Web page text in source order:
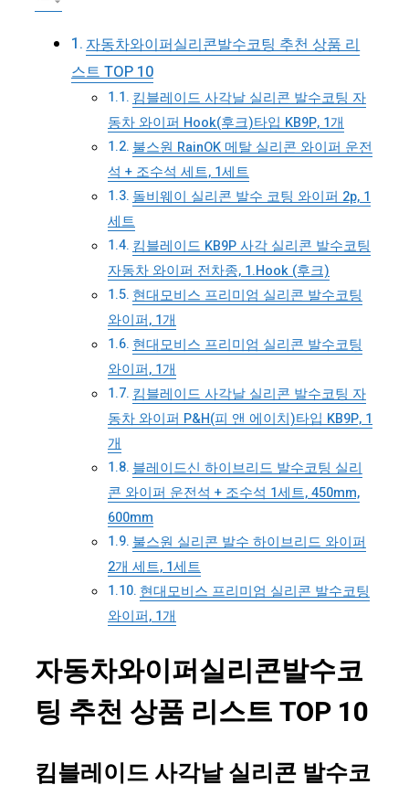
자동차와이퍼실리콘발수코팅 추천 상품 리
스트 TOP 10
킴블레이드 사각날 실리콘 발수코팅 자
동차 와이퍼 Hook(후크)타입 KB9P, 1개
불스원 RainOK 메탈 실리콘 와이퍼 운전
석 + 조수석 세트, 1세트
돌비웨이 실리콘 발수 코팅 와이퍼 2p, 1
세트
킴블레이드 KB9P 사각 실리콘 발수코팅
자동차 와이퍼 전차종, 1.Hook (후크)
현대모비스 프리미엄 실리콘 발수코팅
와이퍼, 1개
현대모비스 프리미엄 실리콘 발수코팅
와이퍼, 1개
킴블레이드 사각날 실리콘 발수코팅 자
동차 와이퍼 P&H(피 앤 에이치)타입 KB9P, 1
개
블레이드신 하이브리드 발수코팅 실리
콘 와이퍼 운전석 + 조수석 1세트, 450mm,
600mm
불스원 실리콘 발수 하이브리드 와이퍼
2개 세트, 1세트
현대모비스 프리미엄 실리콘 발수코팅
와이퍼, 1개
자동차와이퍼실리콘발수코
팅 추천 상품 리스트 TOP 10
킴블레이드 사각날 실리콘 발수코